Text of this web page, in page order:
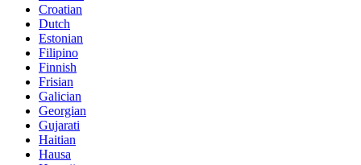
Croatian
Dutch
Estonian
Filipino
Finnish
Frisian
Galician
Georgian
Gujarati
Haitian
Hausa